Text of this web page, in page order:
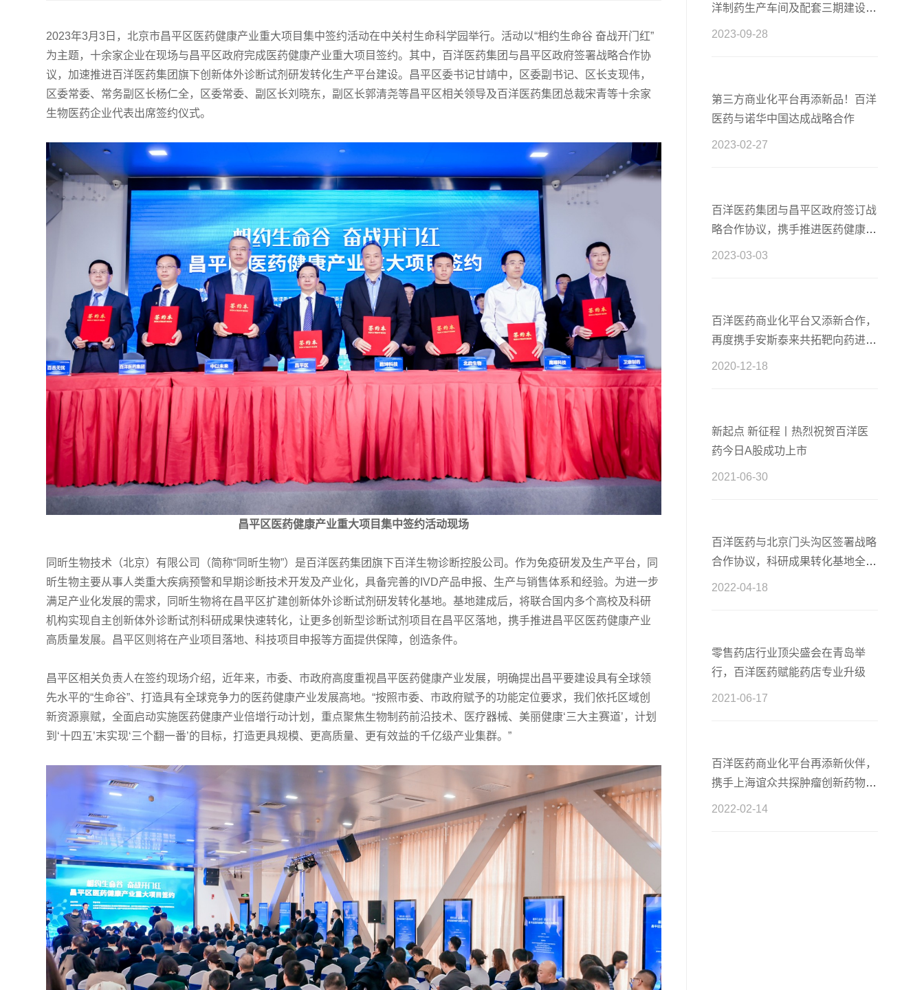
2023年3月3日，北京市昌平区医药健康产业重大项目集中签约活动在中关村生命科学园举行。活动以“相约生命谷 奋战开门红”
为主题，十余家企业在现场与昌平区政府完成医药健康产业重大项目签约。其中，百洋医药集团与昌平区政府签署战略合作协
议，加速推进百洋医药集团旗下创新体外诊断试剂研发转化生产平台建设。昌平区委书记甘靖中，区委副书记、区长支现伟，
区委常委、常务副区长杨仁全，区委常委、副区长刘晓东，副区长郭清尧等昌平区相关领导及百洋医药集团总裁宋青等十余家
生物医药企业代表出席签约仪式。
昌平区医药健康产业重大项目集中签约活动现场
同昕生物技术（北京）有限公司（简称“同昕生物”）是百洋医药集团旗下百洋生物诊断控股公司。作为免疫研发及生产平台，同
昕生物主要从事人类重大疾病预警和早期诊断技术开发及产业化，具备完善的IVD产品申报、生产与销售体系和经验。为进一步
满足产业化发展的需求，同昕生物将在昌平区扩建创新体外诊断试剂研发转化基地。基地建成后，将联合国内多个高校及科研
机构实现自主创新体外诊断试剂科研成果快速转化，让更多创新型诊断试剂项目在昌平区落地，携手推进昌平区医药健康产业
高质量发展。昌平区则将在产业项目落地、科技项目申报等方面提供保障，创造条件。
昌平区相关负责人在签约现场介绍，近年来，市委、市政府高度重视昌平医药健康产业发展，明确提出昌平要建设具有全球领
先水平的“生命谷”、打造具有全球竞争力的医药健康产业发展高地。“按照市委、市政府赋予的功能定位要求，我们依托区域创
新资源禀赋，全面启动实施医药健康产业倍增行动计划，重点聚焦生物制药前沿技术、医疗器械、美丽健康‘三大主赛道’，计划
到‘十四五’末实现‘三个翻一番’的目标，打造更具规模、更高质量、更有效益的千亿级产业集群。”
洋制药生产车间及配套三期建设工
程正式开工
2023-09-28
第三方商业化平台再添新品！百洋
医药与诺华中国达成战略合作
2023-02-27
百洋医药集团与昌平区政府签订战
略合作协议，携手推进医药健康产
业高质量发展
2023-03-03
百洋医药商业化平台又添新合作，
再度携手安斯泰来共拓靶向药进口
新篇章
2020-12-18
新起点 新征程丨热烈祝贺百洋医
药今日A股成功上市
2021-06-30
百洋医药与北京门头沟区签署战略
合作协议，科研成果转化基地全新
启航
2022-04-18
零售药店行业顶尖盛会在青岛举
行，百洋医药赋能药店专业升级
2021-06-17
百洋医药商业化平台再添新伙伴，
携手上海谊众共探肿瘤创新药物商
业化
2022-02-14